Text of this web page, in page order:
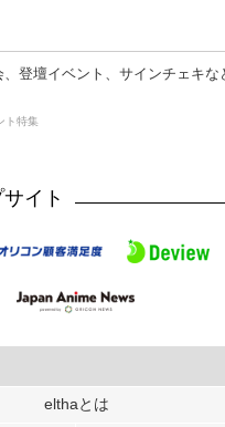
、登壇イベント、サインチェキな
ト特集
イト
用して、ユーザーに合わせたコンテ
elthaとは